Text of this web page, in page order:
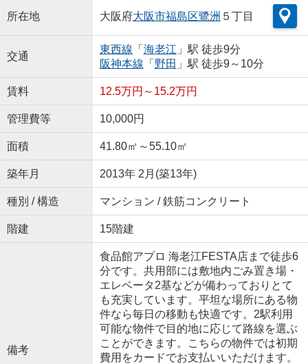
所在地 大阪府大阪市福島区鷺洲 ５丁目
交通
東西線 「 海老江 」駅 徒歩9分
阪神本線 「 野田 」駅 徒歩9～10分
賃料 12.5万円～15.2万円
管理費等 10,000円
面積 41.80㎡～55.10㎡
築年月 2013年 2月(築13年)
種別 / 構造 マンション / 鉄筋コンクリート
階建 15階建
備考
食品館アプロ 海老江FESTA店まで徒歩6
分です。共用部には敷地内ごみ置き場・
エレベータ2基などが備わっておりとて
も充実しています。平坦な場所にある物
件なら毎日の移動も快適です。2駅利用
可能な物件で目的地に応じて路線を選ぶ
ことができます。こちらの物件では初期
費用をカードでお支払いいただけます。